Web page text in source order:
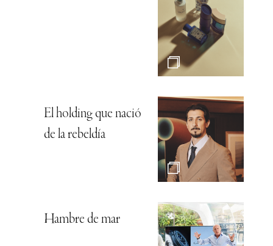
El holding que nació
de la rebeldía
Hambre de mar